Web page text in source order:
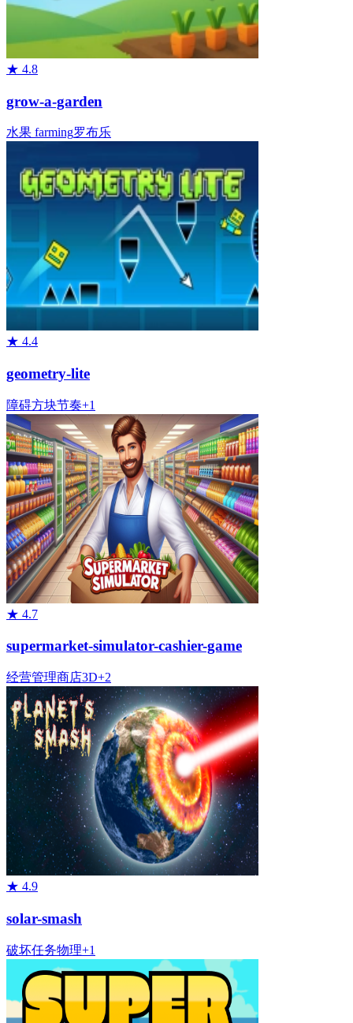
★ 4.8
grow-a-garden
水果 farming罗布乐
★ 4.4
geometry-lite
障碍方块节奏+1
★ 4.7
supermarket-simulator-cashier-game
经营管理商店3D+2
★ 4.9
solar-smash
破坏任务物理+1